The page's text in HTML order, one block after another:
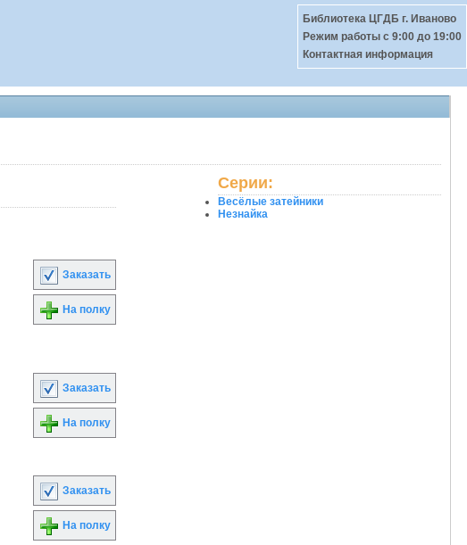
Библиотека ЦГДБ г. Иваново
Режим работы c 9:00 до 19:00
Контактная информация
Заказать
На полку
Заказать
На полку
Заказать
На полку
Серии:
Весёлые затейники
Незнайка